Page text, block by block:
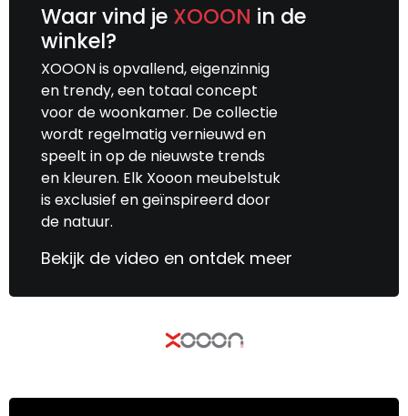
Waar vind je XOOON in de
winkel?
XOOON is opvallend, eigenzinnig
en trendy, een totaal concept
voor de woonkamer. De collectie
wordt regelmatig vernieuwd en
speelt in op de nieuwste trends
en kleuren. Elk Xooon meubelstuk
is exclusief en geïnspireerd door
de natuur.
Bekijk de video en ontdek meer